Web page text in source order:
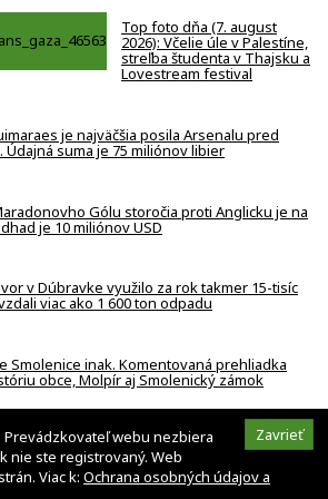
Top foto dňa (7. august
2026): Včelie úle v Palestíne,
streľba študenta v Thajsku a
Lovestream festival
je najväčšia posila Arsenalu pred
Údajná suma je 75 miliónov libier
Gólu storočia proti Anglicku je na
je 10 miliónov USD
v Dúbravke využilo za rok takmer 15-tisíc
viac ako 1 600 ton odpadu
Smolenice inak. Komentovaná prehliadka
obce, Molpír aj Smolenický zámok
smrťou hráča NBA z Memphisu je kokaín a
Bola to nehoda Zavrieť
webu nezbiera
nie ste registrovaný. Web
Viac k: Ochrana osobných údajov a